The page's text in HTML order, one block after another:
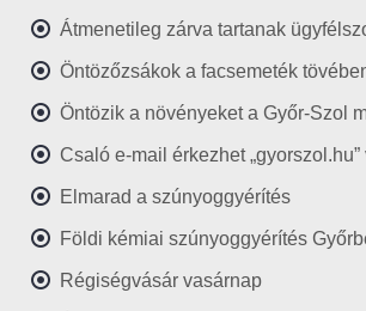
Átmenetileg zárva tartanak
Öntözőzsákok a facsemeték
Öntözik a növényeket a Győr-Szol
Csaló e-mail érkezhet
Elmarad a szúnyoggyérítés
Földi kémiai szúnyoggyérítés
Régiségvásár vasárnap